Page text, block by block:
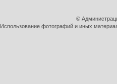
©
Использование фотографий и иных